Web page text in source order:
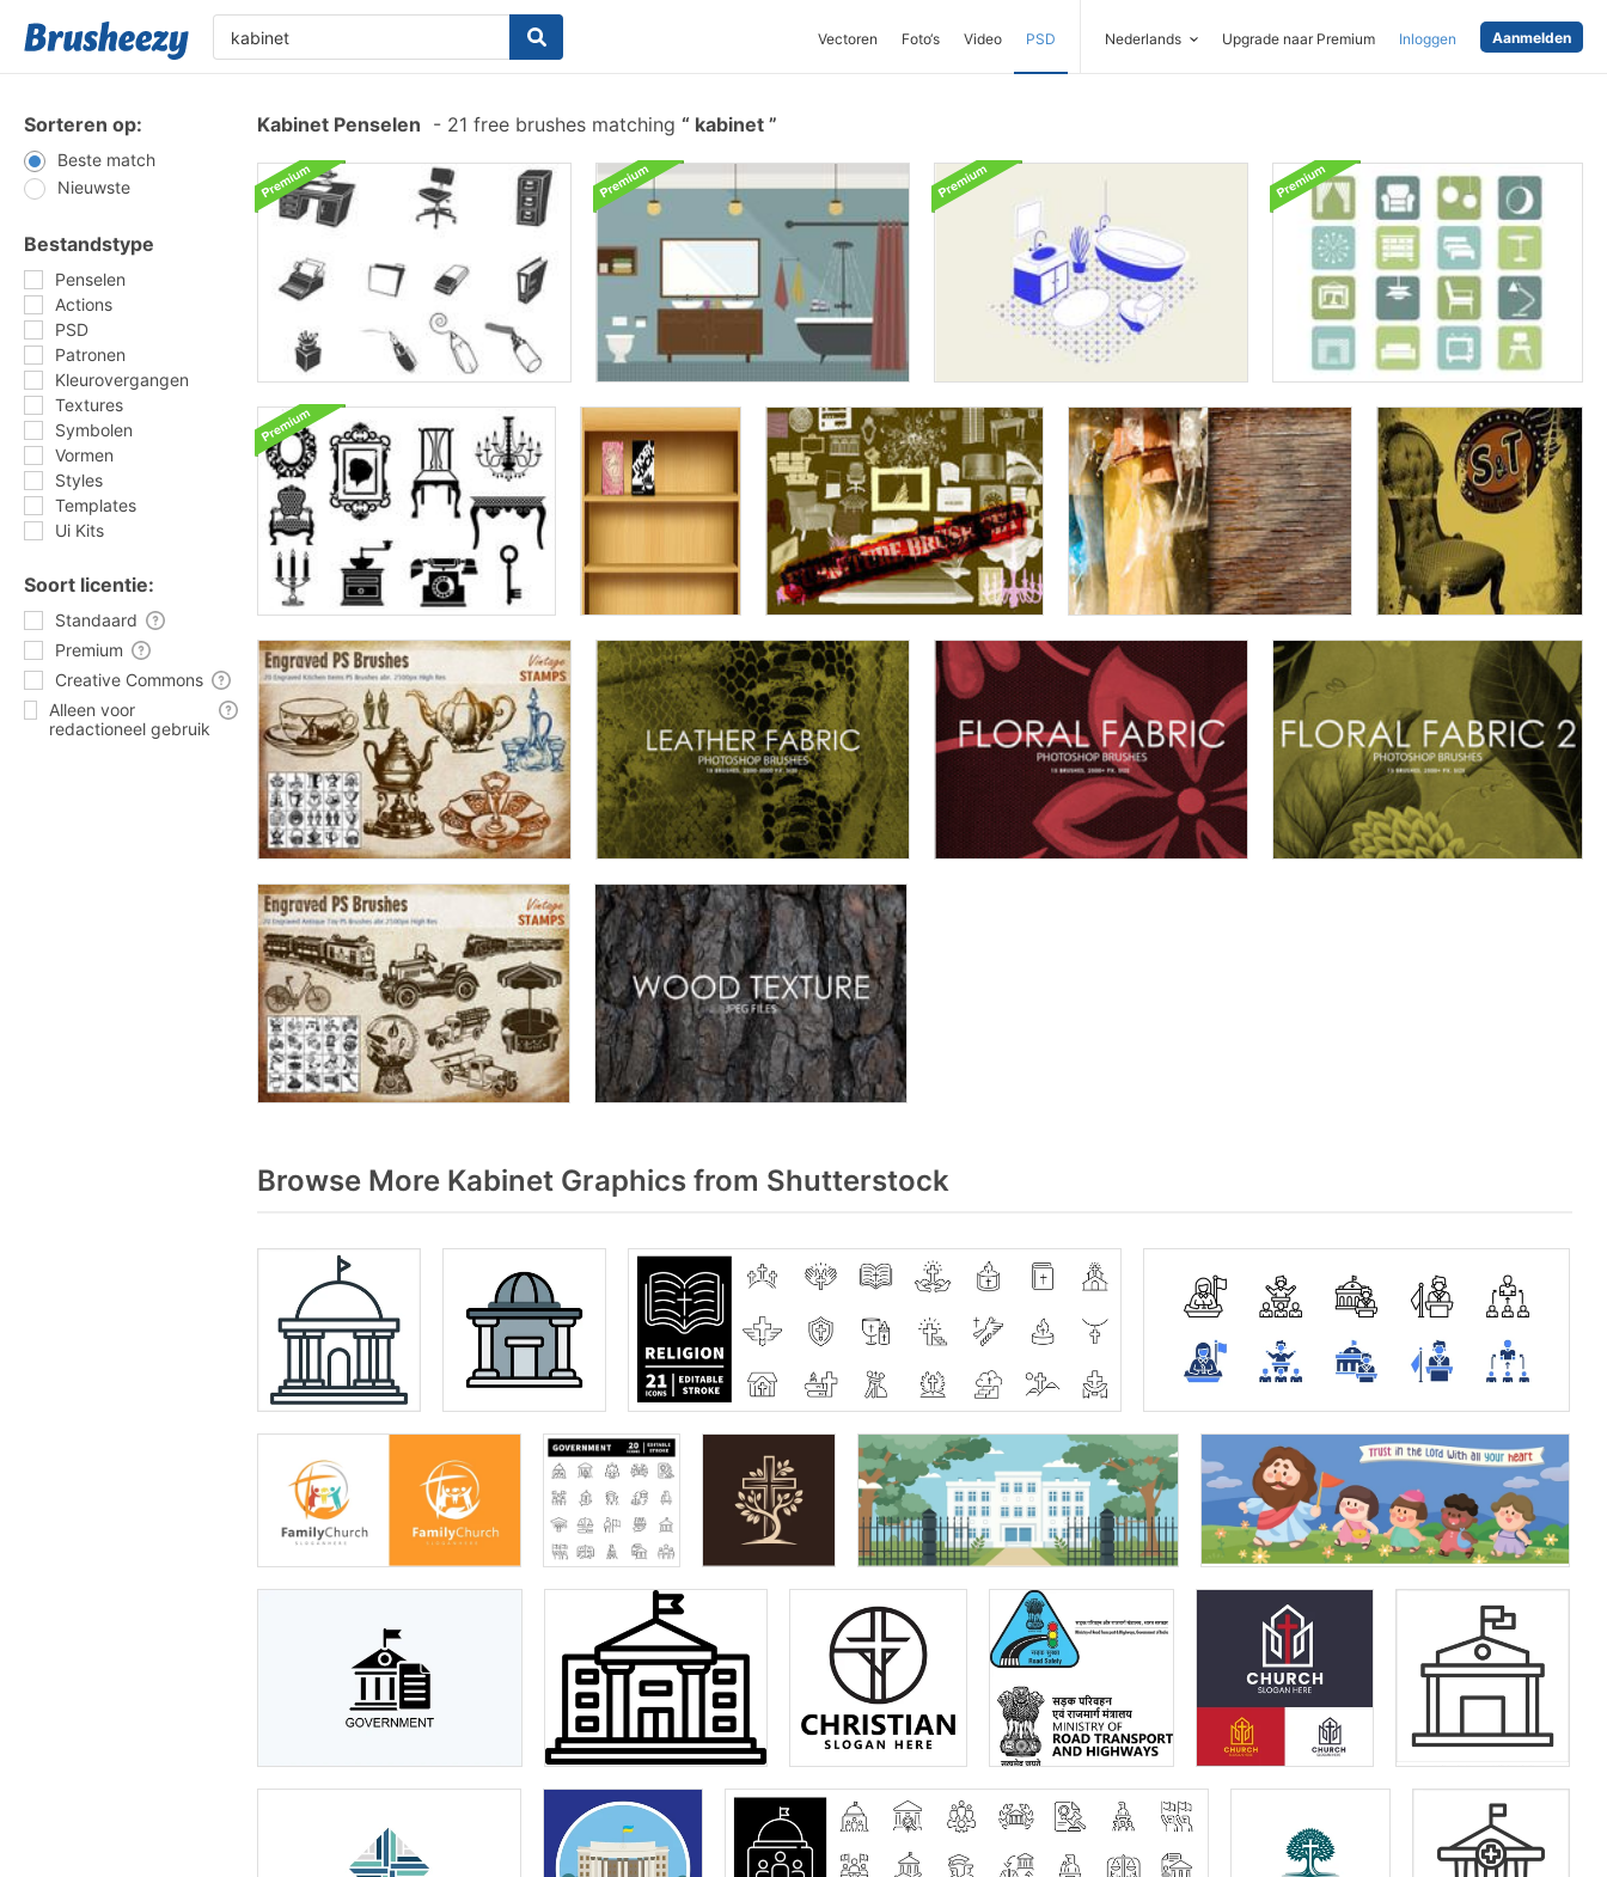
Vectoren Foto‘s Video PSD Nederlands Upgrade naar Premium Inloggen Aanmelden
Sorteren op:
Beste match
Nieuwste
Bestandstype
Penselen
Actions
PSD
Patronen
Kleurovergangen
Textures
Symbolen
Vormen
Styles
Templates
Ui Kits
Soort licentie:
Standaard
Premium
Creative Commons
Alleen voor
redactioneel gebruik
Kabinet Penselen - 21 free brushes matching kabinet
Browse More Kabinet Graphics from Shutterstock